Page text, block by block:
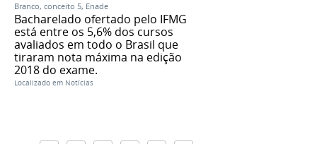
Branco, conceito 5, Enade
Bacharelado ofertado pelo IFMG
está entre os 5,6% dos cursos
avaliados em todo o Brasil que
tiraram nota máxima na edição
2018 do exame.
Localizado em Notícias